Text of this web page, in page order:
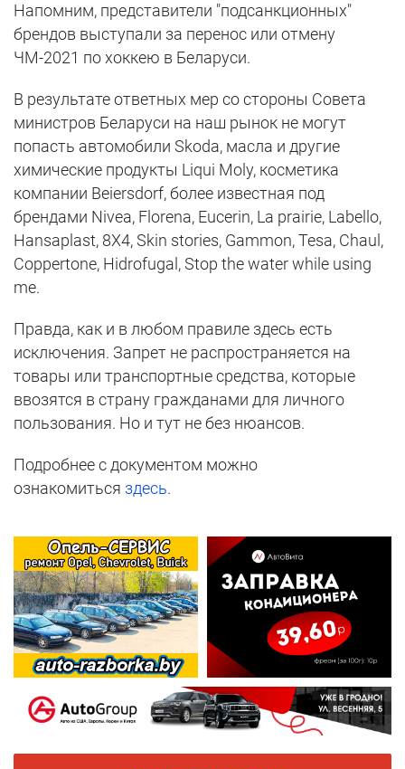
Напомним, представители "подсанкционных"
брендов выступали за перенос или отмену
ЧМ-2021 по хоккею в Беларуси.
В результате ответных мер со стороны Совета
министров Беларуси на наш рынок не могут
попасть автомобили Skoda, масла и другие
химические продукты Liqui Moly, косметика
компании Beiersdorf, более известная под
брендами Nivea, Florena, Eucerin, La prairie, Labello,
Hansaplast, 8X4, Skin stories, Gammon, Tesa, Chaul,
Coppertone, Hidrofugal, Stop the water while using
me.
Правда, как и в любом правиле здесь есть
исключения. Запрет не распространяется на
товары или транспортные средства, которые
ввозятся в страну гражданами для личного
пользования. Но и тут не без нюансов.
Подробнее с документом можно
ознакомиться здесь.